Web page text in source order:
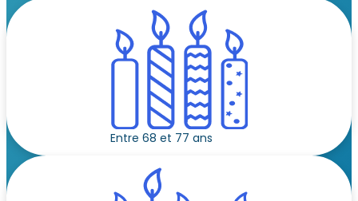
Entre 68 et 77 ans